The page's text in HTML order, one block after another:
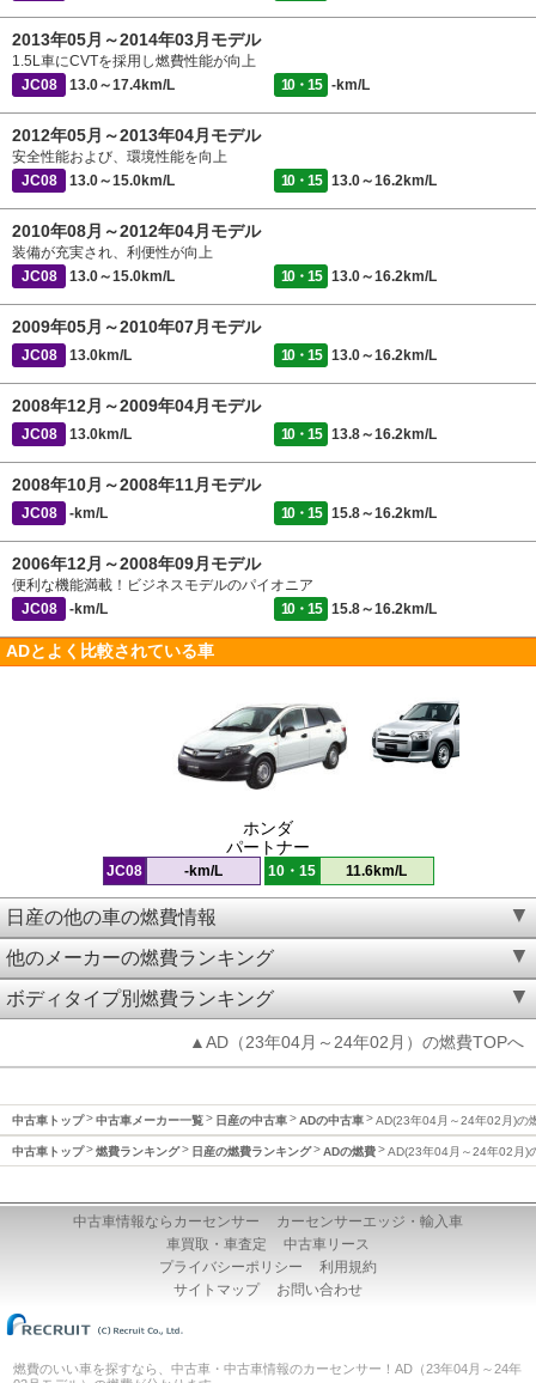
2013年05月～2014年03月モデル
1.5L車にCVTを採用し燃費性能が向上
JC08
13.0～17.4km/L 10・15 -km/L
2012年05月～2013年04月モデル
安全性能および、環境性能を向上
JC08
13.0～15.0km/L 10・15 13.0～16.2km/L
2010年08月～2012年04月モデル
装備が充実され、利便性が向上
JC08
13.0～15.0km/L 10・15 13.0～16.2km/L
2009年05月～2010年07月モデル
JC08 13.0km/L 10・15 13.0～16.2km/L
2008年12月～2009年04月モデル
JC08 13.0km/L 10・15 13.8～16.2km/L
2008年10月～2008年11月モデル
JC08 -km/L 10・15 15.8～16.2km/L
2006年12月～2008年09月モデル
便利な機能満載！ビジネスモデルのパイオニア
JC08
-km/L 10・15 15.8～16.2km/L
ADとよく比較されている車
ホンダ
パートナー
JC08 -km/L 10・15 11.6km/L
日産の他の車の燃費情報
他のメーカーの燃費ランキング
ボディタイプ別燃費ランキング
▲AD（23年04月～24年02月）の燃費TOPへ
中古車トップ 中古車メーカー一覧 日産の中古車 ADの中古車 AD(23年04月～24年02月)の
中古車トップ 燃費ランキング 日産の燃費ランキング ADの燃費 AD(23年04月～24年02月)
中古車情報ならカーセンサー
カーセンサーエッジ・輸入車
車買取・車査定
中古車リース
プライバシーポリシー
利用規約
サイトマップ
お問い合わせ
燃費のいい車を探すなら、中古車・中古車情報のカーセンサー！AD（23年04月～24年